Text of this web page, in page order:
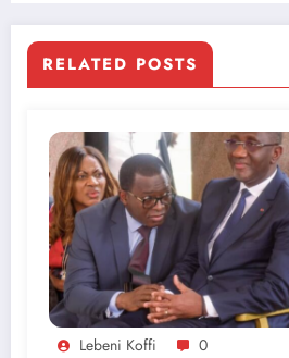
RELATED POSTS
Lebeni Koffi 0